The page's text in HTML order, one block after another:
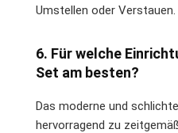
Umstellen oder Verstauen.
6. Für welche
Set am besten?
Das moderne und
hervorragend zu